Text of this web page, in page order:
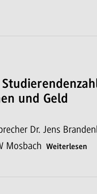
und Geld
Dr. Jens
Mosbach
Weiterlesen